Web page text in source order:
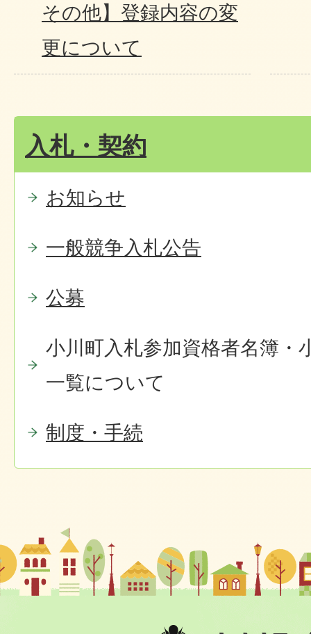
その他】登録内容の変
更について
入札・契約
お知らせ
一般競争入札公告
公募
小川町入札参加資格者名簿・
一覧について
制度・手続